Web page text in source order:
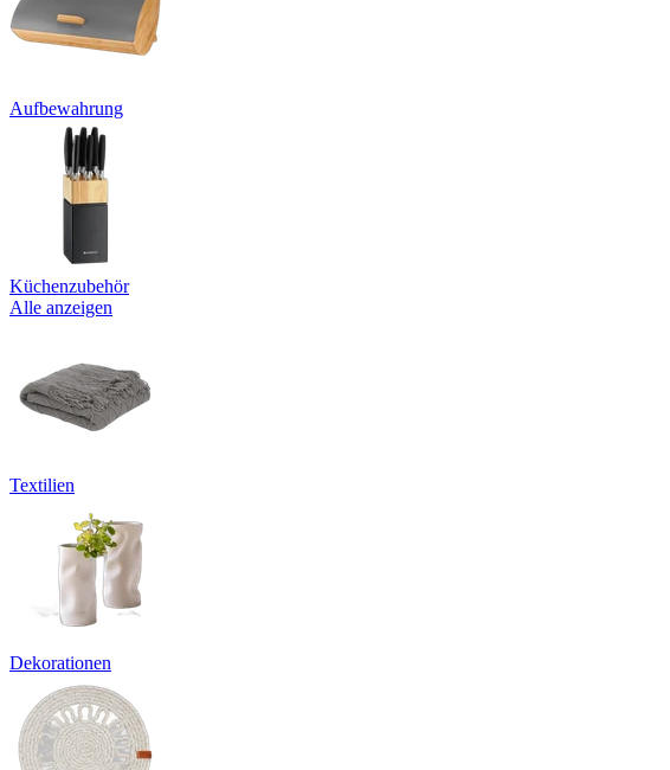
Aufbewahrung
Küchenzubehör
Alle anzeigen
Textilien
Dekorationen